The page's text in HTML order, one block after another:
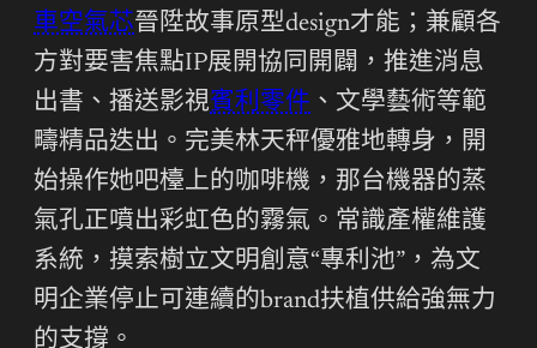
車空氣芯晉陞故事原型design才能；兼顧各
方對要害焦點IP展開協同開闢，推進消息
出書、播送影視賓利零件 、文學藝術等範
疇精品迭出。完美林天秤優雅地轉身，開
始操作她吧檯上的咖啡機，那台機器的蒸
氣孔正噴出彩虹色的霧氣。常識產權維護
系統，摸索樹立文明創意“專利池”，為文
明企業停止可連續的brand扶植供給強無力
的支撐。